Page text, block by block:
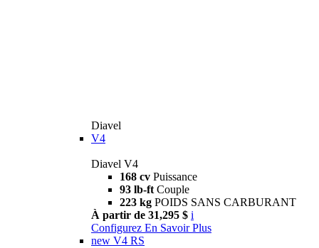
Diavel
V4
Diavel V4
168 cv Puissance
93 lb-ft Couple
223 kg POIDS SANS CARBURANT
À partir de 31,295 $ i
Configurez En Savoir Plus
new V4 RS